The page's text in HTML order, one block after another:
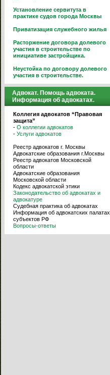
Установление сервитута в
практике судов города Москвы
Приватизация служебного жилья
Расторжение договора долевого
участия в строительстве по
инициативе застройщика.
Неустойка по договору долевого
участия в строительстве.
Адвокат. Помощь адвоката.
Информация об адвокатах.
Коллегия адвокатов “Правовая
защита”
- О коллегии адвокатов
- Услуги адвокатов
Реестр адвокатов г. Москвы
Адвокатские образования г.Москвы
Реестр адвокатов Московской
области
Адвокатские образования
Московской области
Кодекс адвокатской этики
Законодательство об адвокатах и
адвокатуре
Судебная практика об адвокатах
Информация об адвокатских палатах
субъектов РФ
Вопросы-ответы